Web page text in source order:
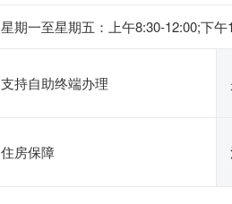
星期一至星期五：上午8:30-12:00;下
支持自助终端办理
住房保障